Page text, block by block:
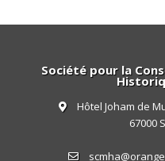
Société pour la
Hôtel Joham de
67000